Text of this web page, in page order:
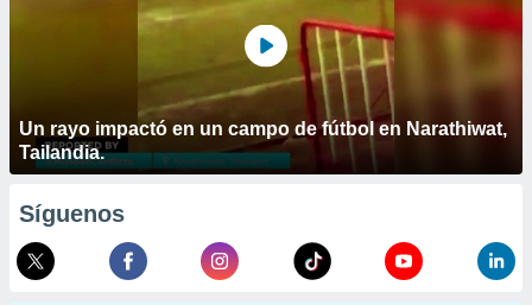
Un rayo impactó en un campo de fútbol en Narathiwat,
Tailandia.
Síguenos